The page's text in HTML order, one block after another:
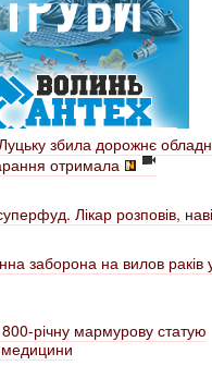
збила дорожнє
отримала
Лікар розповів,
заборона на вилов раків
річну мармурову статую
медицини